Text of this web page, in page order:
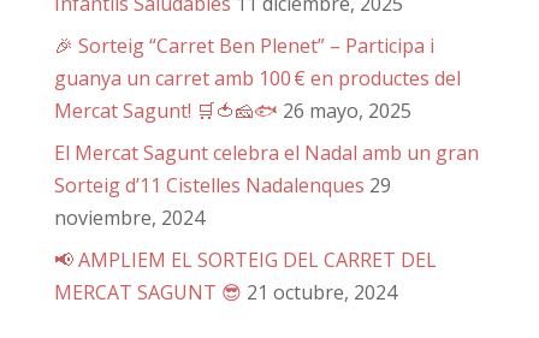
🎉 Sorteig “Carret Ben Plenet” – Participa i
guanya un carret amb 100 € en productes del
Mercat Sagunt! 🛒🍅🧀🐟 26 mayo, 2025
El Mercat Sagunt celebra el Nadal amb un gran
Sorteig d’11 Cistelles Nadalenques 29
noviembre, 2024
📢 AMPLIEM EL SORTEIG DEL CARRET DEL
MERCAT SAGUNT 😎 21 octubre, 2024